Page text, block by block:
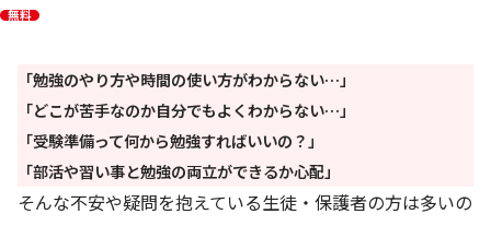
無料
「勉強のやり方や時間の使い方がわからない…」
「どこが苦手なのか自分でもよくわからない…」
「受験準備って何から勉強すればいいの？」
「部活や習い事と勉強の両立ができるか心配」
そんな不安や疑問を抱えている生徒・保護者の方は多いの